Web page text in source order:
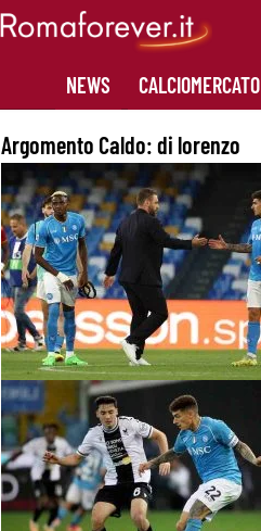
NEWS CALCIOMERCATO
Argomento Caldo:di lorenzo